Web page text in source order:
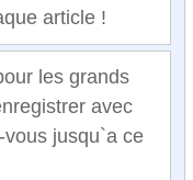
article !
les grands
avec
jusqu`a ce